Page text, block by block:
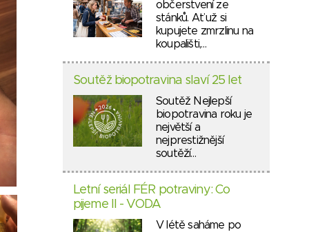
občerstvení ze
stánků. Ať už si
kupujete zmrzlinu na
koupališti,…
Soutěž biopotravina slaví 25 let
Soutěž Nejlepší
biopotravina roku je
největší a
nejprestižnější
soutěží…
Letní seriál FÉR potraviny: Co
pijeme II - VODA
V létě saháme po